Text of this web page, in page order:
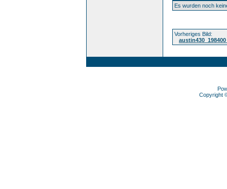
Es wurden noch
Vorheriges Bild:
Copyright